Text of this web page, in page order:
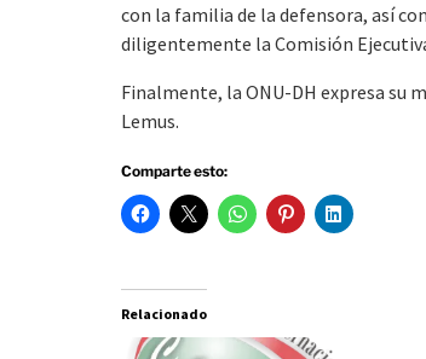
con la familia de la defensora, así
diligentemente la Comisión
Finalmente, la ONU-DH expresa su
Lemus.
Comparte esto:
Relacionado